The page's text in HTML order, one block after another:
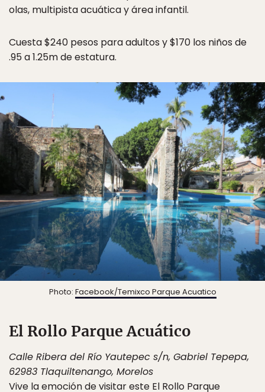
olas, multipista acuática y área infantil.
Cuesta $240 pesos para adultos y $170 los niños de
.95 a 1.25m de estatura.
Photo: Facebook/Temixco Parque Acuatico
El Rollo Parque Acuático
Calle Ribera del Río Yautepec s/n, Gabriel Tepepa,
62983 Tlaquiltenango, Morelos
Vive la emoción de visitar este El Rollo Parque